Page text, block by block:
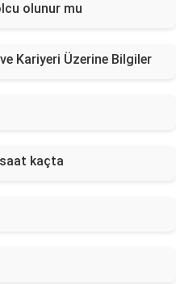
olunur mu
Kariyeri Üzerine Bilgiler
saat kaçta